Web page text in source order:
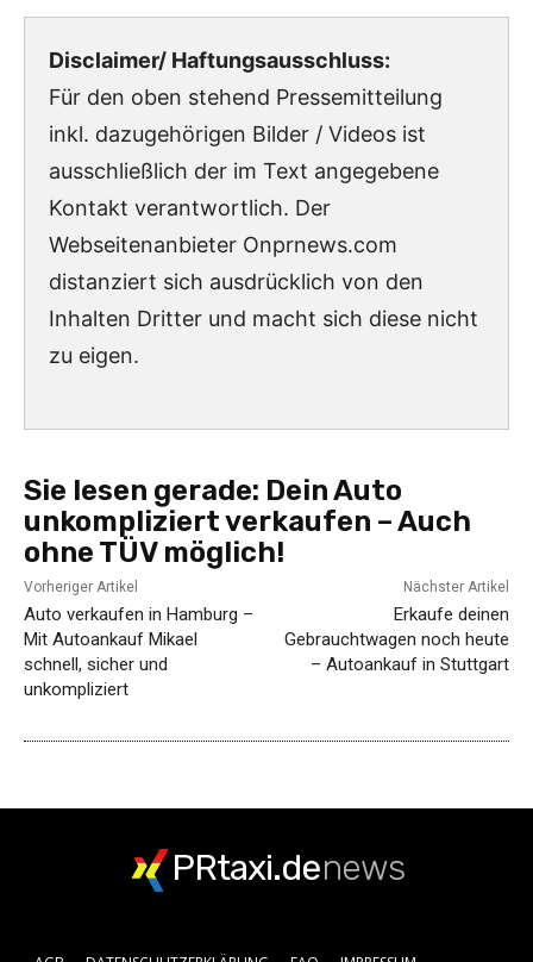
Disclaimer/ Haftungsausschluss:
Für den oben stehend Pressemitteilung
inkl. dazugehörigen Bilder / Videos ist
ausschließlich der im Text angegebene
Kontakt verantwortlich. Der
Webseitenanbieter Onprnews.com
distanziert sich ausdrücklich von den
Inhalten Dritter und macht sich diese nicht
zu eigen.
Sie lesen gerade: Dein Auto
unkompliziert verkaufen – Auch
ohne TÜV möglich!
Vorheriger Artikel
Auto verkaufen in Hamburg –
Mit Autoankauf Mikael
schnell, sicher und
unkompliziert
Nächster Artikel
Erkaufe deinen
Gebrauchtwagen noch heute
– Autoankauf in Stuttgart
PRtaxi.denews